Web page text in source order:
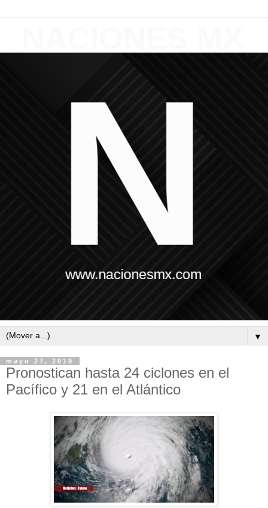
▼
mayo 27, 2019
Pronostican hasta 24 ciclones en el
Pacífico y 21 en el Atlántico